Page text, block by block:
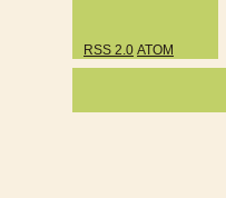
RSS 2.0 ATOM